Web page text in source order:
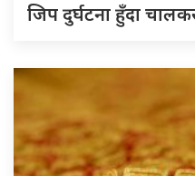
जिप दुर्घटना हुँदा